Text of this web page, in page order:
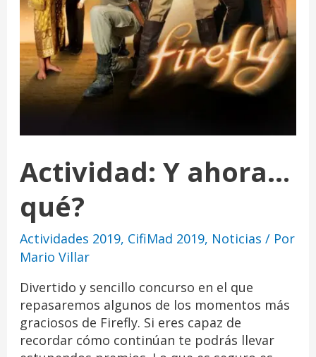
Actividad: Y ahora…
qué?
Actividades 2019, CifiMad 2019, Noticias / Por
Mario Villar
Divertido y sencillo concurso en el que
repasaremos algunos de los momentos más
graciosos de Firefly. Si eres capaz de
recordar cómo continúan te podrás llevar